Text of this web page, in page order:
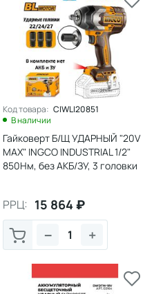
Код товара: CIWLI20851
В наличии
Гайковерт Б/Щ УДАРНЫЙ "20V
MAX" INGCO INDUSTRIAL 1/2"
850Нм, без АКБ/ЗУ, 3 головки
РРЦ: 15 864 ₽
+
−